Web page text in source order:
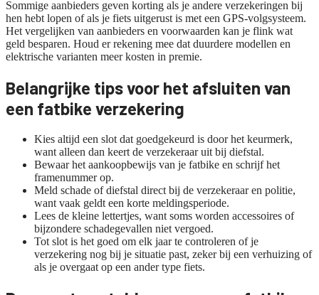
Sommige aanbieders geven korting als je andere verzekeringen bij
hen hebt lopen of als je fiets uitgerust is met een GPS-volgsysteem.
Het vergelijken van aanbieders en voorwaarden kan je flink wat
geld besparen. Houd er rekening mee dat duurdere modellen en
elektrische varianten meer kosten in premie.
Belangrijke tips voor het afsluiten van
een fatbike verzekering
Kies altijd een slot dat goedgekeurd is door het keurmerk,
want alleen dan keert de verzekeraar uit bij diefstal.
Bewaar het aankoopbewijs van je fatbike en schrijf het
framenummer op.
Meld schade of diefstal direct bij de verzekeraar en politie,
want vaak geldt een korte meldingsperiode.
Lees de kleine lettertjes, want soms worden accessoires of
bijzondere schadegevallen niet vergoed.
Tot slot is het goed om elk jaar te controleren of je
verzekering nog bij je situatie past, zeker bij een verhuizing of
als je overgaat op een ander type fiets.